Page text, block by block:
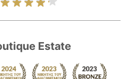
Estate